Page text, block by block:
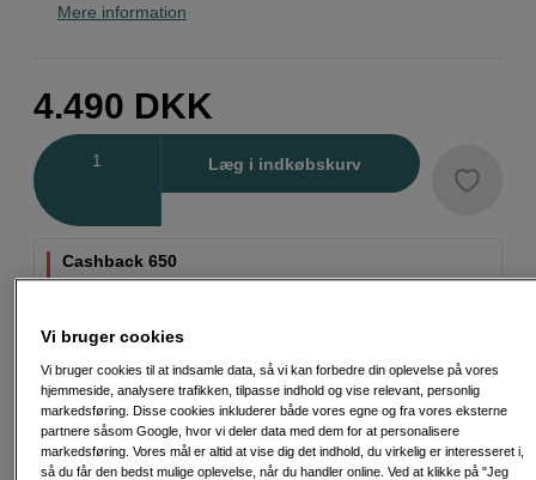
Mere information
4.490 DKK
Læg i indkøbskurv
Cashback 650
skal du registrere dit køb på OM SYSTEMs
hjemmeside. Kampagnen gælder t.o.m. 16/8-
2026.
Læs mere
Vi bruger cookies
Vi bruger cookies til at indsamle data, så vi kan forbedre din oplevelse på vores
hjemmeside, analysere trafikken, tilpasse indhold og vise relevant, personlig
markedsføring. Disse cookies inkluderer både vores egne og fra vores eksterne
partnere såsom Google, hvor vi deler data med dem for at personalisere
markedsføring. Vores mål er altid at vise dig det indhold, du virkelig er interesseret i,
så du får den bedst mulige oplevelse, når du handler online. Ved at klikke på "Jeg